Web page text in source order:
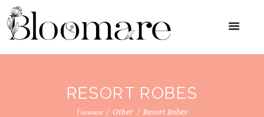
RESORT ROBES
Главная Other Resort Robes